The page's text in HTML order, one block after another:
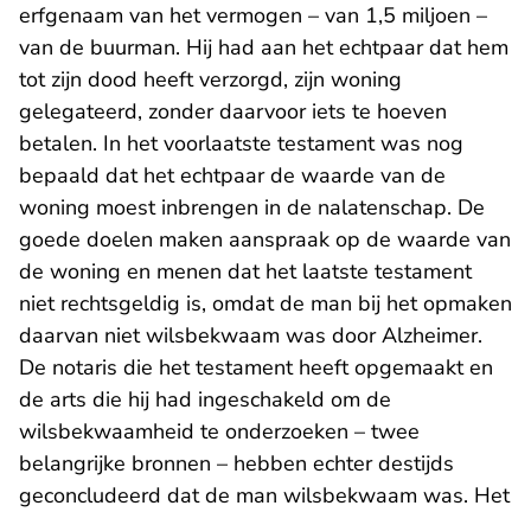
erfgenaam van het vermogen – van 1,5 miljoen –
van de buurman. Hij had aan het echtpaar dat hem
tot zijn dood heeft verzorgd, zijn woning
gelegateerd, zonder daarvoor iets te hoeven
betalen. In het voorlaatste testament was nog
bepaald dat het echtpaar de waarde van de
woning moest inbrengen in de nalatenschap. De
goede doelen maken aanspraak op de waarde van
de woning en menen dat het laatste testament
niet rechtsgeldig is, omdat de man bij het opmaken
daarvan niet wilsbekwaam was door Alzheimer.
De notaris die het testament heeft opgemaakt en
de arts die hij had ingeschakeld om de
wilsbekwaamheid te onderzoeken – twee
belangrijke bronnen – hebben echter destijds
geconcludeerd dat de man wilsbekwaam was. Het